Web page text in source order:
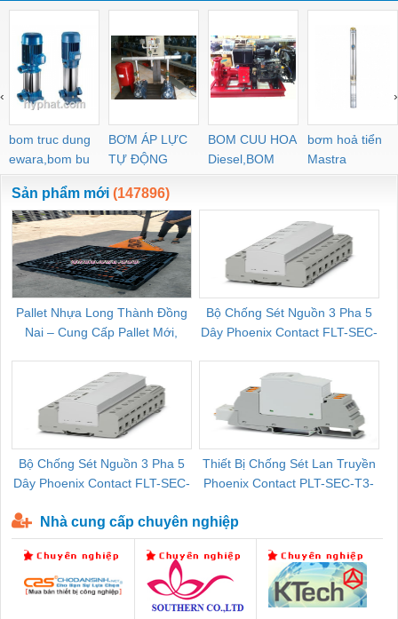
bom truc dung
ewara,bom bu
ewara
BƠM ÁP LỰC
TỰ ĐỘNG
BOM CUU HOA
Diesel,BOM
CHUA CHAY
bơm hoả tiển
Mastra
‹ ›
Sản phẩm mới (147896)
Pallet Nhựa Long Thành Đồng
Nai – Cung Cấp Pallet Mới,
Bộ Chống Sét Nguồn 3 Pha 5
Dây Phoenix Contact FLT-SEC-
Bộ Chống Sét Nguồn 3 Pha 5
Dây Phoenix Contact FLT-SEC-
Thiết Bị Chống Sét Lan Truyền
Phoenix Contact PLT-SEC-T3-
Nhà cung cấp chuyên nghiệp